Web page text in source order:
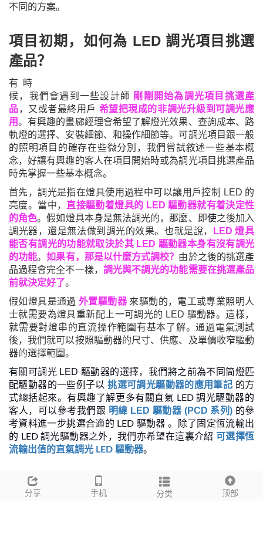
不同的方案。
項目初期，如何為 LED 調光項目挑選
產品？
有時
候，我們會遇到一些設計師 剛剛開始為調光項目挑選產
品， 又或者最終用戶 希望把現成的非調光升級到可調光應
用。有興趣的畫廊經理會希望了解燈光效果、 查詢成本、路
軌燈的選擇、安裝細節、和操作細節等。可調光項目跟一般
的照明項目的確存在些微分別，我們嘗試敘述一些基本概
念，好讓有興趣的客人在項目開始時或為調光項目挑選產品
時先掌握一些基本概念。
首先，調光是指在燈具使用過程中可以讓用戶控制 LED 的
亮度。當中， 直接驅動着燈具的 LED 驅動器就有着決定性
的角色。假如燈具本身是無法調光的，那麼、即使之後加入
調光器，還是無法做到調光的效果。也就是說，
LED 燈具
能否有調光的功能就取決於其 LED 驅動器本身有沒有調光
的功能。如果有，那是以什麼方式調校？ 由於之後的挑選產
品過程會完全不一樣， 調光與不調光的功能需要在挑選產品
前就決定好了。
假如燈具是通過外置驅動器來驅動的，電工或專業照明人
士就需要為燈具重新配上一可調光的 LED 驅動器。這樣，
就需要對燈串的直流操作範圍有基本了解。通過電氣測試
後，我們就可以按照驅動器的尺寸、供應、及單價收窄驅動
器的選擇範圍。
有關可調光 LED 驅動器的選擇，我們將之前為不同筒燈匹
配驅動器的一些例子以挑選可調光驅動器的應用筆記 的方
式總括起來。有興趣了解更多有關直氣 LED 調光驅動器的
客人， 可以參考我們跟 明緯 LED 驅動器 (PCD 系列) 的參
考資料進一步挑選合適的 LED 驅動器。
除了固定恆流輸出
的 LED 調光驅動器之外， 我們亦希望在這裏介紹 可選擇恆
流輸出值的直氣調光 LED 驅動器。
產品兼容性
分享 手机 分类 顶部